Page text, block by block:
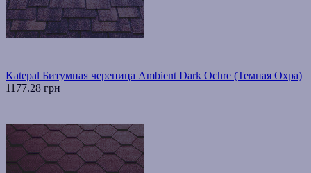
Katepal Битумная черепица Ambient Dark Ochre (Темная Охра)
1177.28 грн